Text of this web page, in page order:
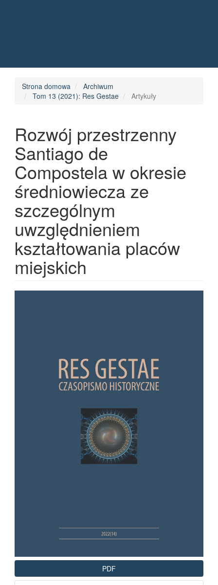
Main Content
Strona domowa
Archiwum
Tom 13 (2021): Res Gestae
Artykuły
Rozwój przestrzenny
Santiago de
Compostela w okresie
średniowiecza ze
szczególnym
uwzględnieniem
kształtowania placów
miejskich
PDF